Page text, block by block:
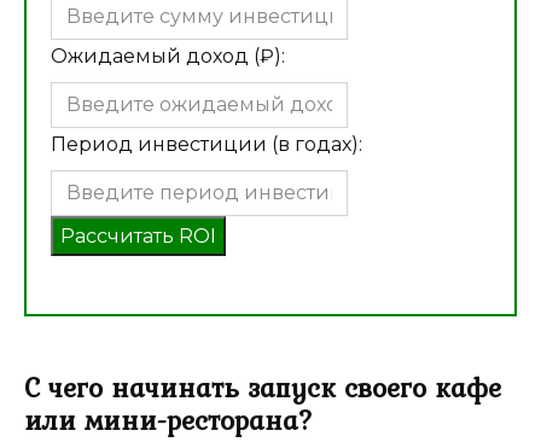
Ожидаемый доход (₽):
Период инвестиции (в годах):
Рассчитать ROI
С чего начинать запуск своего кафе
или мини-ресторана?